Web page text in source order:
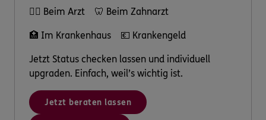
👩‍⚕️ Beim Arzt 🦷 Beim Zahnarzt
🏥 Im Krankenhaus 💶 Krankengeld
Jetzt Status checken lassen und individuell
upgraden. Einfach, weil’s wichtig ist.
Jetzt beraten lassen